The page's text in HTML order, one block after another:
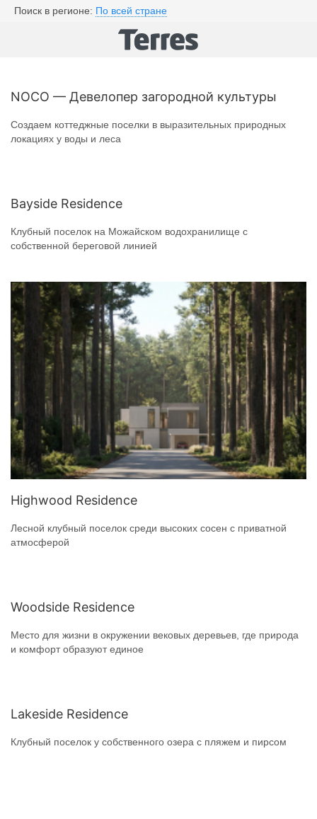
Поиск в регионе: По всей стране
NOCO — Девелопер загородной культуры
Создаем коттеджные поселки в выразительных природных
локациях у воды и леса
Bayside Residence
Клубный поселок на Можайском водохранилище с
собственной береговой линией
Highwood Residence
Лесной клубный поселок среди высоких сосен с приватной
атмосферой
Woodside Residence
Место для жизни в окружении вековых деревьев, где природа
и комфорт образуют единое
Lakeside Residence
Клубный поселок у собственного озера с пляжем и пирсом